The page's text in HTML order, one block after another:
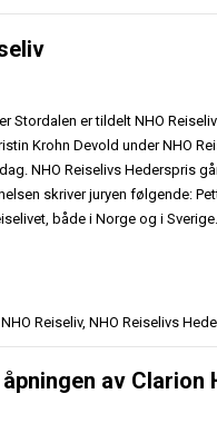
Stordalen er tildelt NHO
Krohn Devold under NHO
NHO Reiselivs Hederspris
skriver juryen følgende:
både i Norge og i
NHO Reiseliv, NHO Reiselivs
av Clarion